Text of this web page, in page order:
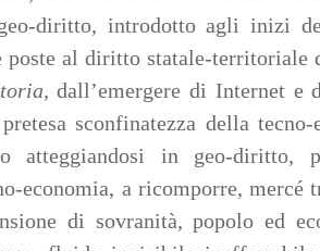
diritto, introdotto agli inizi
al diritto statale-territoriale
, dall’emergere di Internet e
sconfinatezza della
o atteggiandosi in geo-diritto,
economia, a ricomporre,
di sovranità, popolo ed